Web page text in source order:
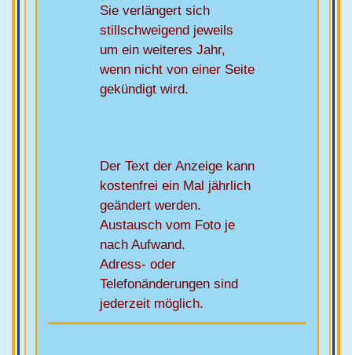
Sie verlängert sich
stillschweigend jeweils
um ein weiteres Jahr,
wenn nicht von einer Seite
gekündigt wird.
Der Text der Anzeige kann
kostenfrei ein Mal jährlich
geändert werden.
Austausch vom Foto je
nach Aufwand.
Adress- oder
Telefonänderungen sind
jederzeit möglich.